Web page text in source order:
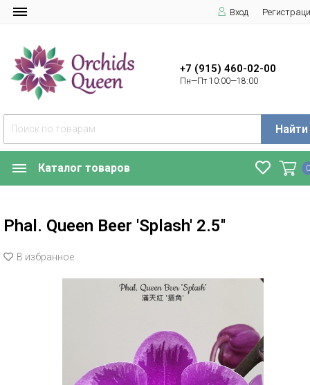
Вход
+7 (915) 460-02-00
Пн—Пт 10:00—18:00
Найти
Каталог товаров
Phal. Queen Beer 'Splash' 2.5''
В избранное